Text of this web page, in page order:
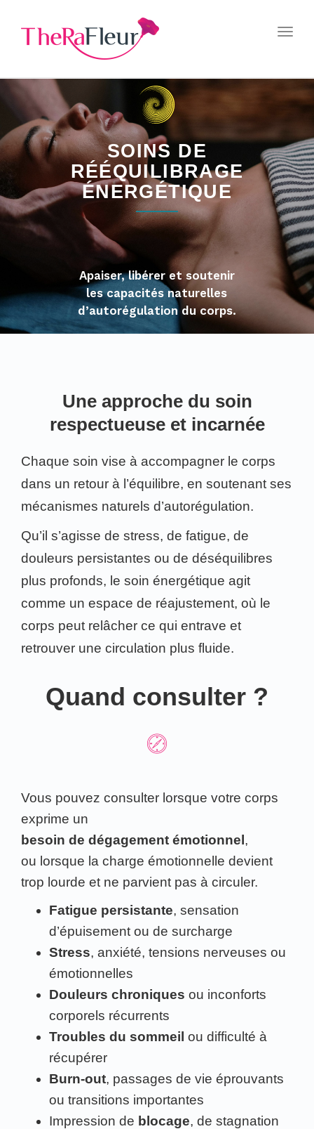
SOINS DE
RÉÉQUILIBRAGE
ÉNERGÉTIQUE
Apaiser, libérer et soutenir
les capacités naturelles
d’autorégulation du corps.
Une approche du soin
respectueuse et incarnée
Chaque soin vise à accompagner le corps
dans un retour à l’équilibre, en soutenant ses
mécanismes naturels d’autorégulation.
Qu’il s’agisse de stress, de fatigue, de
douleurs persistantes ou de déséquilibres
plus profonds, le soin énergétique agit
comme un espace de réajustement, où le
corps peut relâcher ce qui entrave et
retrouver une circulation plus fluide.
Quand consulter ?
Vous pouvez consulter lorsque votre corps
exprime un
besoin de dégagement émotionnel ,
ou lorsque la charge émotionnelle devient
trop lourde et ne parvient pas à circuler.
Fatigue persistante, sensation
d’épuisement ou de surcharge
Stress, anxiété, tensions nerveuses ou
émotionnelles
Douleurs chroniques ou inconforts
corporels récurrents
Troubles du sommeil ou difficulté à
récupérer
Burn-out, passages de vie éprouvants
ou transitions importantes
Impression de blocage, de stagnation